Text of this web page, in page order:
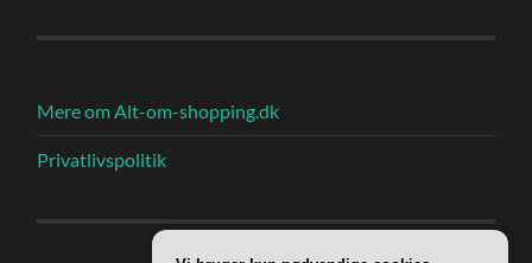
Mere om Alt-om-shopping.dk
Privatlivspolitik